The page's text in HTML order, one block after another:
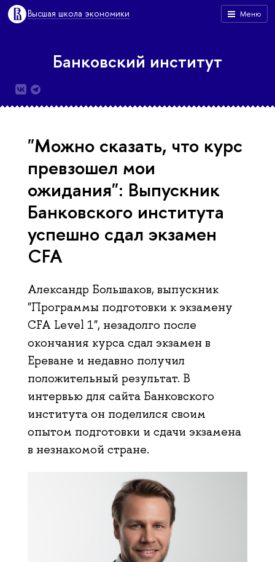
Меню
Высшая школа экономики
Банковский институт
"Можно сказать, что курс
превзошел мои
ожидания": Выпускник
Банковского института
успешно сдал экзамен
CFA
Александр Большаков, выпускник
"Программы подготовки к экзамену
CFA Level 1", незадолго после
окончания курса сдал экзамен в
Ереване и недавно получил
положительный результат. В
интервью для сайта Банковского
института он поделился своим
опытом подготовки и сдачи экзамена
в незнакомой стране.